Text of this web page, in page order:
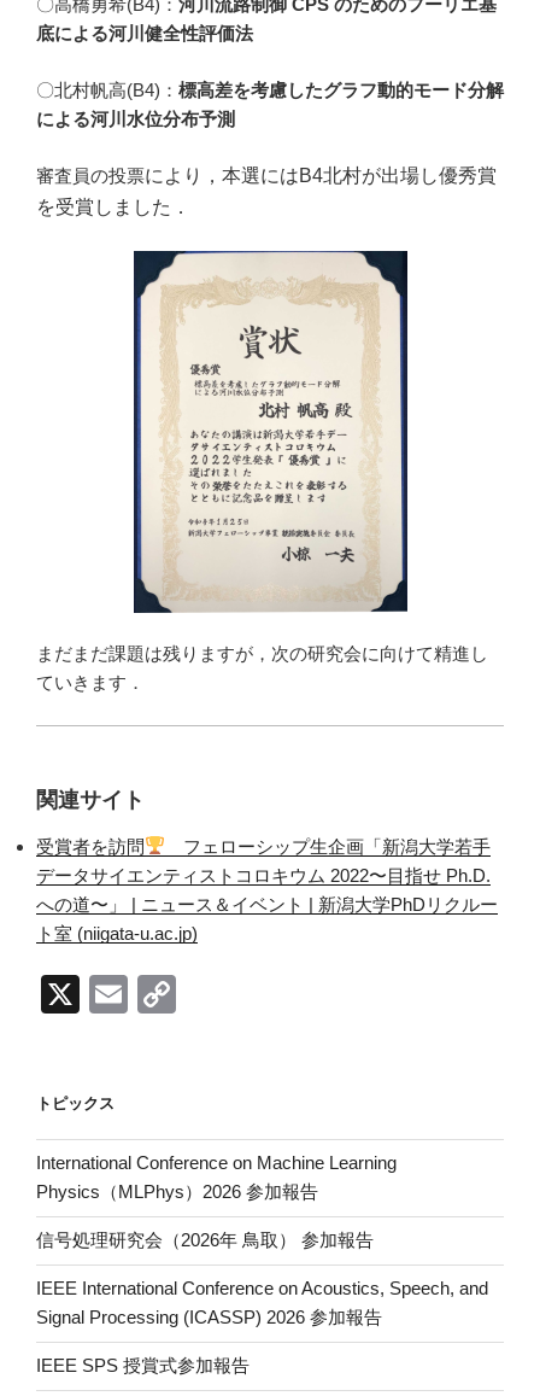
〇高橋勇希(B4)： 河川流路制御 CPS のためのフーリエ基
底による河川健全性評価法
〇北村帆高(B4)： 標高差を考慮したグラフ動的モード分解
による河川水位分布予測
審査員の投票により，本選にはB4北村が出場し優秀賞
を受賞しました．
まだまだ課題は残りますが，次の研究会に向けて精進し
ていきます．
関連サイト
受賞者を訪問
フェローシップ生企画「新潟大学若手
データサイエンティストコロキウム 2022〜目指せ Ph.D.
への道〜」 | ニュース＆イベント | 新潟大学PhDリクルー
ト室 (niigata-u.ac.jp)
X
E
Li
n
k
トピックス
International Conference on Machine Learning
Physics（MLPhys）2026 参加報告
信号処理研究会（2026年 鳥取） 参加報告
IEEE International Conference on Acoustics, Speech, and
Signal Processing (ICASSP) 2026 参加報告
IEEE SPS 授賞式参加報告